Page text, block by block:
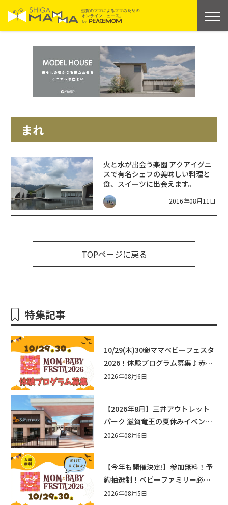
まれ
火と水が出会う楽園 アクアイグニ
スで有名シェフの美味しい料理と
食、スイーツに出会えます。
2016年08月11日
TOPページに戻る
特集記事
10/29(木)30㈮ママベビーフェスタ
2026！体験プログラム募集♪赤ち
ゃん向けイベントに出演しません
2026年08月6日
【2026年8月】三井アウトレット
パーク 滋賀竜王の夏休みイベント
まとめ！びしょぬれ水あそび・激
2026年08月6日
【今年も開催決定!】参加無料！予
約抽選制！ベビーファミリー必見
☆入場無料☆10/29(木)30(金)ママ
2026年08月5日